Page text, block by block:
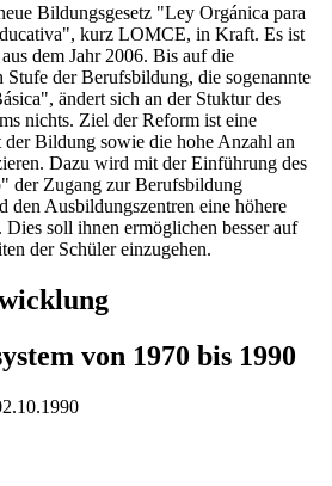
Bildungsgesetz "Ley Orgánica para
kurz LOMCE, in Kraft. Es ist
dem Jahr 2006. Bis auf die
der Berufsbildung, die sogenannte
ändert sich an der Stuktur des
nichts. Ziel der Reform ist eine
der Bildung sowie die hohe Anzahl an
Dazu wird mit der Einführung des
der Zugang zur Berufsbildung
den Ausbildungszentren eine höhere
soll ihnen ermöglichen besser auf
der Schüler einzugehen.
von 1970 bis 1990